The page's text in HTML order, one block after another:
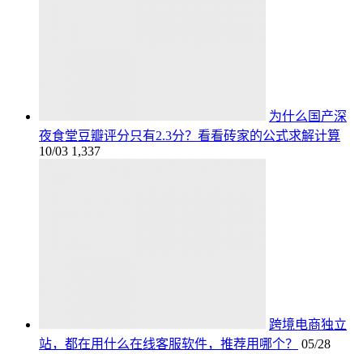
为什么国产深
夜食堂豆瓣评分只有2.3分？看看砖家的公式求解计算
10/03 1,337
跨境电商独立
站，都在用什么在线客服软件，推荐用哪个？
05/28